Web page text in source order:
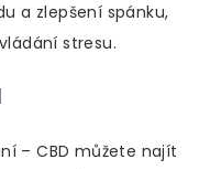
a zlepšení spánku,
stresu.
– CBD můžete najít